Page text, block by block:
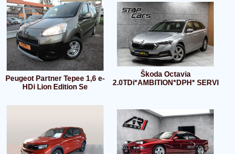
Peugeot Partner Tepee 1,6 e-
HDi Lion Edition Se
Škoda Octavia
2.0TDi*AMBITION*DPH* SERVI